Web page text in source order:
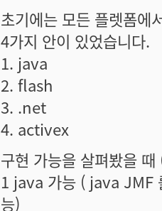
초기에는 모든 플렛폼에
4가지 안이 있었습니다.
1. java
2. flash
3. .net
4. activex
구현 가능을 살펴봤을
1 java 가능 ( java JMF
능)